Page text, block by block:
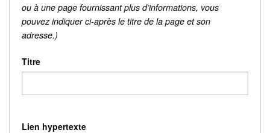
ou à une page fournissant plus d’informations, vous
pouvez indiquer ci-après le titre de la page et son
adresse.)
Titre
Lien hypertexte